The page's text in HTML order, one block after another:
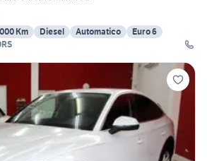
Km Diesel Automatico
Euro 6